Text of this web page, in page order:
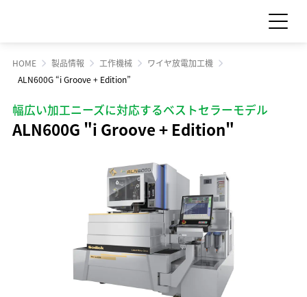
製品情報
工作機械
産業機械
サプライ品
食品機械
モーション
サポート・サービス情報
サポート・サービス情報 TOP
サポート情報一覧
サービス情報一覧
スクール・講習会
サステナビリティ TOP
トップメッセージ
サステナビリティへの取り組み
HOME 製品情報 工作機械
ワイヤ放電加工機
ALN600G “i Groove + Edition”
幅広い加工ニーズに対応するベストセラーモデル
ALN600G "i Groove + Edition"